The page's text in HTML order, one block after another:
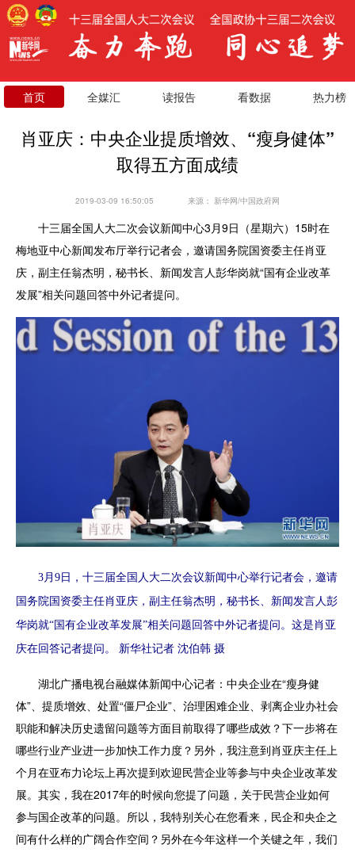
首页 全媒汇 读报告 看数据 热力榜
肖亚庆：中央企业提质增效、“瘦身健体”
取得五方面成绩
2019-03-09 16:50:05 来源： 新华网/中国政府网
十三届全国人大二次会议新闻中心3月9日（星期六）15时在
梅地亚中心新闻发布厅举行记者会，邀请国务院国资委主任肖亚
庆，副主任翁杰明，秘书长、新闻发言人彭华岗就“国有企业改革
发展”相关问题回答中外记者提问。
3月9日，十三届全国人大二次会议新闻中心举行记者会，邀请
国务院国资委主任肖亚庆，副主任翁杰明，秘书长、新闻发言人彭
华岗就“国有企业改革发展”相关问题回答中外记者提问。这是肖亚
庆在回答记者提问。 新华社记者 沈伯韩 摄
湖北广播电视台融媒体新闻中心记者： 中央企业在“瘦身健
体”、提质增效、处置“僵尸企业”、治理困难企业、剥离企业办社会
职能和解决历史遗留问题等方面目前取得了哪些成效？下一步将在
哪些行业产业进一步加快工作力度？另外，我注意到肖亚庆主任上
个月在亚布力论坛上再次提到欢迎民营企业等参与中央企业改革发
展。其实，我在2017年的时候向您提了问题，关于民营企业如何
参与国企改革的问题。所以，我特别关心在您看来，民企和央企之
间有什么样的广阔合作空间？另外在今年这样一个关键之年，我们